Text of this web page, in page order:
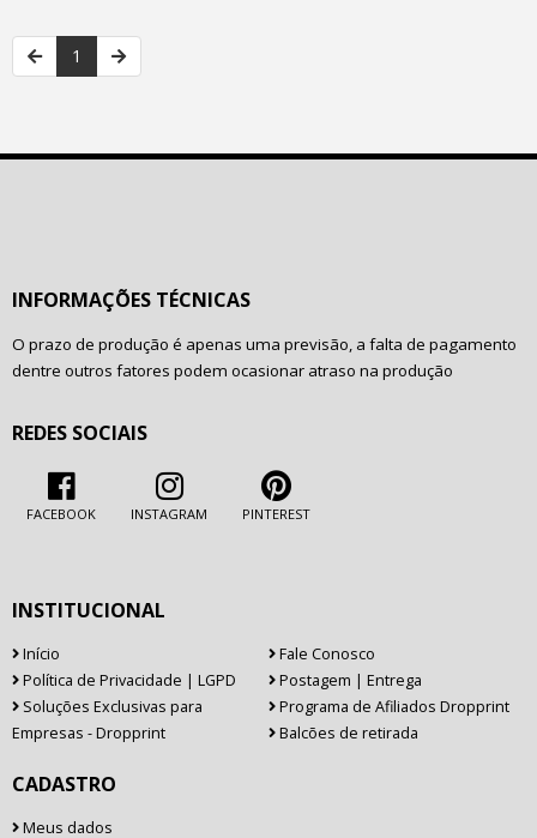
1
INFORMAÇÕES TÉCNICAS
O prazo de produção é apenas uma previsão, a falta de pagamento
dentre outros fatores podem ocasionar atraso na produção
REDES SOCIAIS
FACEBOOK INSTAGRAM PINTEREST
INSTITUCIONAL
Início
Fale Conosco
Política de Privacidade | LGPD
Postagem | Entrega
Soluções Exclusivas para
Empresas - Dropprint
Programa de Afiliados Dropprint
Balcões de retirada
CADASTRO
Meus dados